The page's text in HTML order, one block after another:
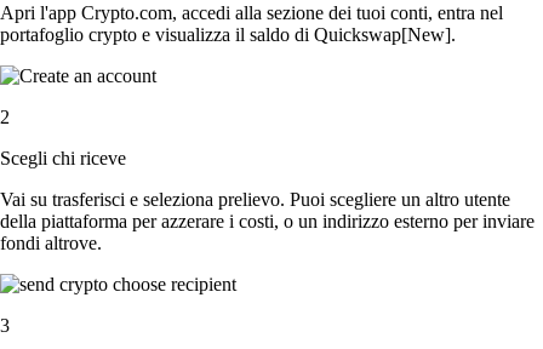
Apri l'app Crypto.com, accedi alla sezione dei tuoi conti, entra nel
portafoglio crypto e visualizza il saldo di Quickswap[New].
2
Scegli chi riceve
Vai su trasferisci e seleziona prelievo. Puoi scegliere un altro utente
della piattaforma per azzerare i costi, o un indirizzo esterno per inviare
fondi altrove.
3